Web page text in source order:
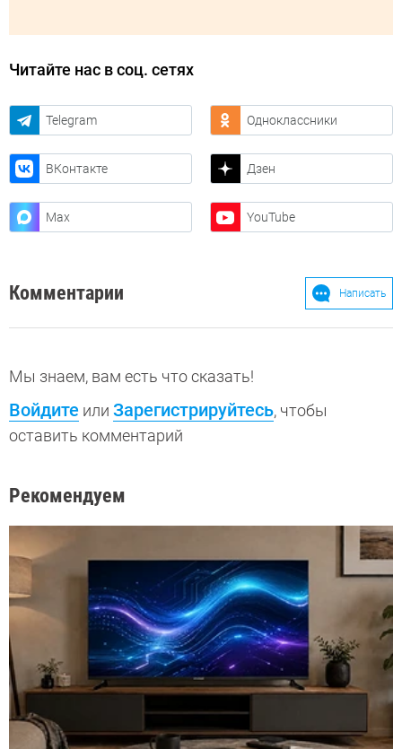
Читайте нас в соц. сетях
Telegram Одноклассники
ВКонтакте Дзен
Max YouTube
Комментарии Написать
Мы знаем, вам есть что сказать!
Войдите или Зарегистрируйтесь, чтобы
оставить комментарий
Рекомендуем